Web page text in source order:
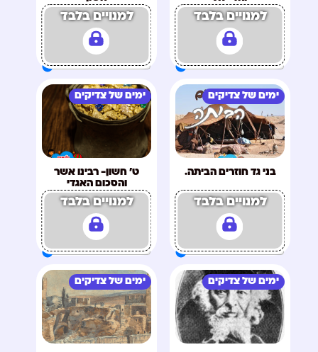
למנויים בלבד למנויים בלבד
ימים של צדיקים
בני גד חוזרים הביתה.
למנויים בלבד
ימים של צדיקים
ט' חשון- רבינו אשר
והסכום האגדי
למנויים בלבד
ימים של צדיקים ימים של צדיקים